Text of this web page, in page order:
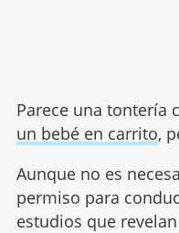
Parece una tontería
un bebé en carrito,
Aunque no es
permiso para
estudios que